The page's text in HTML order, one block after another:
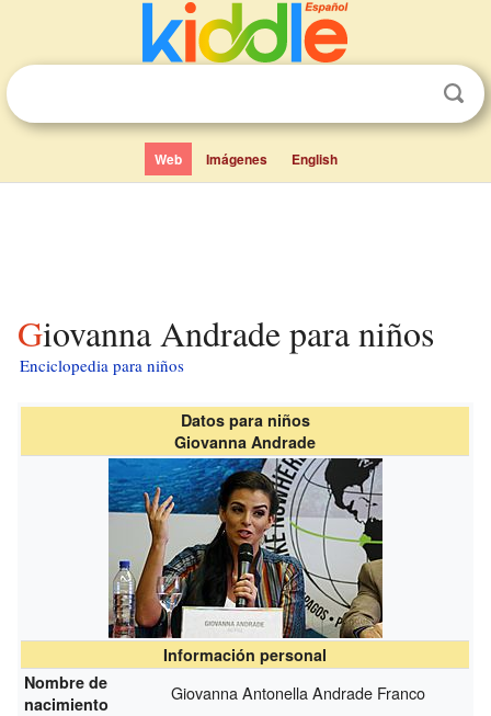
Web Imágenes English
Giovanna Andrade para niños
Enciclopedia para niños
Datos para niños
Giovanna Andrade
Información personal
Nombre de
nacimiento
Giovanna Antonella Andrade Franco